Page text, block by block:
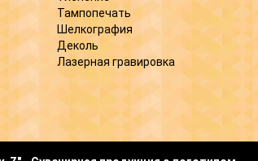
Тампопечать
Шелкография
Деколь
Лазерная гравировка